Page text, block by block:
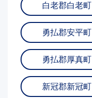
白老郡白老町
勇払郡安平町
勇払郡厚真町
新冠郡新冠町